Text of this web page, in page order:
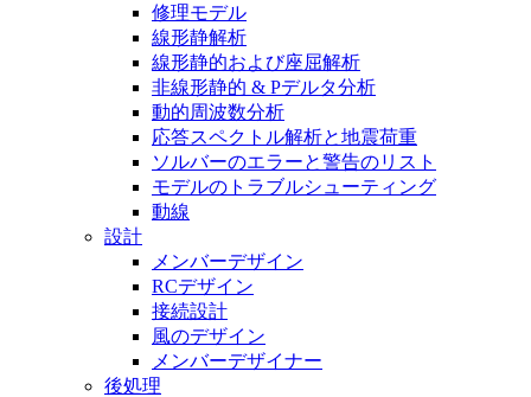
修理モデル
線形静解析
線形静的および座屈解析
非線形静的 & Pデルタ分析
動的周波数分析
応答スペクトル解析と地震荷重
ソルバーのエラーと警告のリスト
モデルのトラブルシューティング
動線
設計
メンバーデザイン
RCデザイン
接続設計
風のデザイン
メンバーデザイナー
後処理